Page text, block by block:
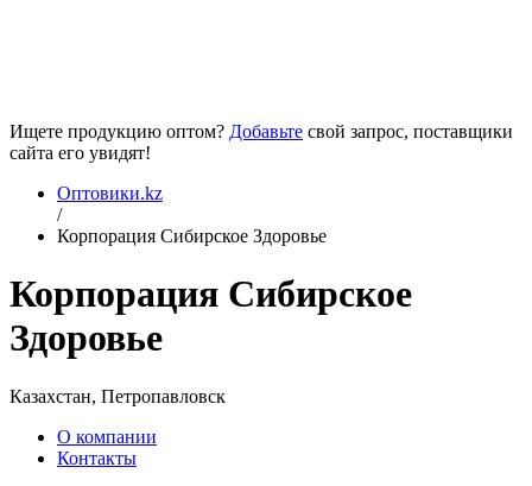
Ищете продукцию оптом? Добавьте свой запрос, поставщики
сайта его увидят!
Оптовики.kz
/
Корпорация Сибирское Здоровье
Корпорация Сибирское
Здоровье
Казахстан, Петропавловск
О компании
Контакты